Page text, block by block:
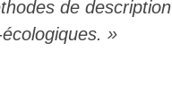
de description